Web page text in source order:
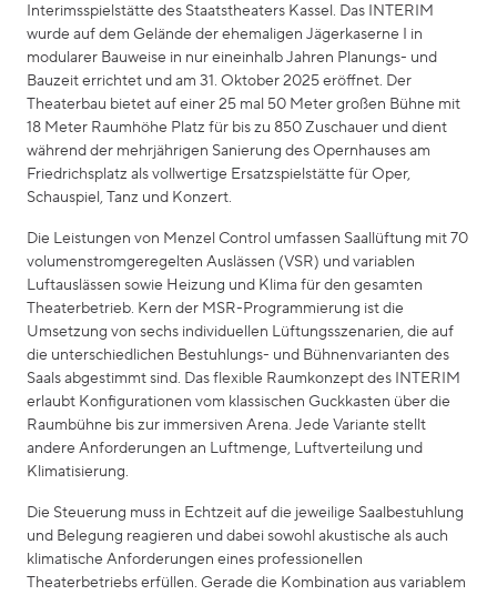
Interimsspielstätte des Staatstheaters Kassel. Das INTERIM
wurde auf dem Gelände der ehemaligen Jägerkaserne I in
modularer Bauweise in nur eineinhalb Jahren Planungs- und
Bauzeit errichtet und am 31. Oktober 2025 eröffnet. Der
Theaterbau bietet auf einer 25 mal 50 Meter großen Bühne mit
18 Meter Raumhöhe Platz für bis zu 850 Zuschauer und dient
während der mehrjährigen Sanierung des Opernhauses am
Friedrichsplatz als vollwertige Ersatzspielstätte für Oper,
Schauspiel, Tanz und Konzert.
Die Leistungen von Menzel Control umfassen Saallüftung mit 70
volumenstromgeregelten Auslässen (VSR) und variablen
Luftauslässen sowie Heizung und Klima für den gesamten
Theaterbetrieb. Kern der MSR-Programmierung ist die
Umsetzung von sechs individuellen Lüftungsszenarien, die auf
die unterschiedlichen Bestuhlungs- und Bühnenvarianten des
Saals abgestimmt sind. Das flexible Raumkonzept des INTERIM
erlaubt Konfigurationen vom klassischen Guckkasten über die
Raumbühne bis zur immersiven Arena. Jede Variante stellt
andere Anforderungen an Luftmenge, Luftverteilung und
Klimatisierung.
Die Steuerung muss in Echtzeit auf die jeweilige Saalbestuhlung
und Belegung reagieren und dabei sowohl akustische als auch
klimatische Anforderungen eines professionellen
Theaterbetriebs erfüllen. Gerade die Kombination aus variablem